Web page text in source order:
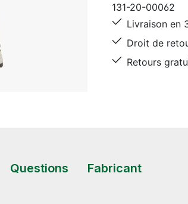
131-20-00062
Livraison en
Droit de
Retours
Questions Fabricant